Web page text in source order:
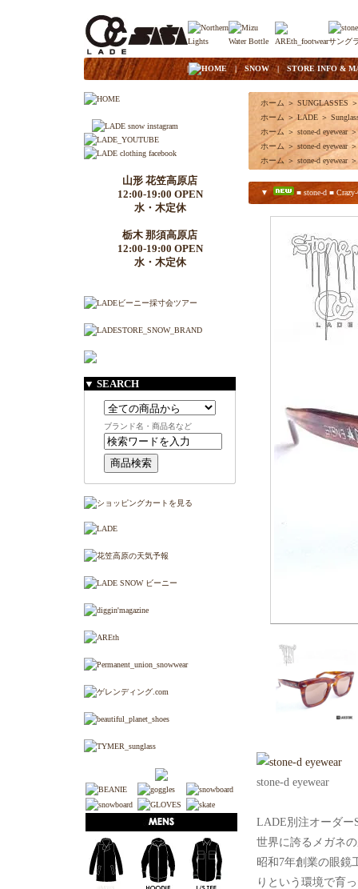
| HOME|SNOW| STORE INFO &
山形 花笠高原店
12:00-19:00 OPEN
水・木定休
栃木 那須高原店
12:00-19:00 OPEN
水・木定休
▼ SEARCH
ブランド名・商品名など
ホーム ＞ SUNGLASSES ＞
ホーム ＞ LADE ＞
ホーム ＞ stone-d eyewear ＞
ホーム ＞ stone-d eyewear ＞
ホーム ＞ stone-d eyewear ＞
▼ ■ stone-d ■
stone-d eyewear
LADE別注オーダ
世界に誇るメガネ
昭和7年創業の眼鏡
りという環境で育